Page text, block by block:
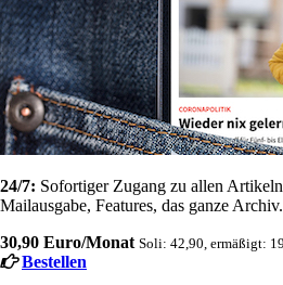
24/7: Sofortiger Zugang zu allen
Mailausgabe, Features, das ganze Archiv.
30,90 Euro/Monat Soli: 42,90, ermäßigt:
Bestellen